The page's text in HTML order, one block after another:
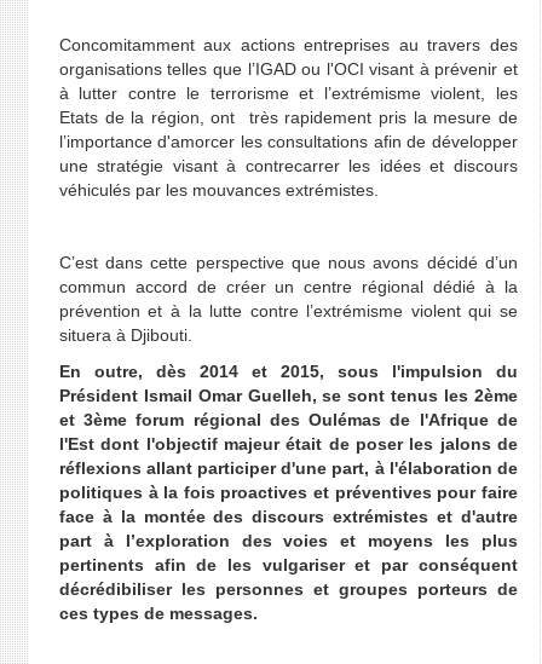
Concomitamment aux actions entreprises au travers des
organisations telles que l’IGAD ou l'OCI visant à prévenir et
à lutter contre le terrorisme et l’extrémisme violent, les
Etats de la région, ont très rapidement pris la mesure de
l’importance d'amorcer les consultations afin de développer
une stratégie visant à contrecarrer les idées et discours
véhiculés par les mouvances extrémistes.
C’est dans cette perspective que nous avons décidé d’un
commun accord de créer un centre régional dédié à la
prévention et à la lutte contre l’extrémisme violent qui se
situera à Djibouti.
En outre, dès 2014 et 2015, sous l'impulsion du
Président Ismail Omar Guelleh, se sont tenus les 2ème
et 3ème forum régional des Oulémas de l'Afrique de
l'Est dont l'objectif majeur était de poser les jalons de
réflexions allant participer d'une part, à l'élaboration de
politiques à la fois proactives et préventives pour faire
face à la montée des discours extrémistes et d'autre
part à l’exploration des voies et moyens les plus
pertinents afin de les vulgariser et par conséquent
décrédibiliser les personnes et groupes porteurs de
ces types de messages.